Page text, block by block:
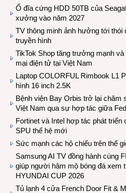
Ổ đĩa cứng HDD 50TB của
xưởng vào năm 2027
TV thông minh ảnh hưởng tới thói
truyền hình
TikTok Shop tăng trưởng mạnh
mại điện tử tại Việt Nam
Laptop COLORFUL Rimbook L1
hình 16 inch 2.5K
Bệnh viện Bay Orbis trở lại chăm
Việt Nam qua sự hợp tác giữa
Fortinet và Intel hợp tác phát
SPU thế hệ mới
Sức mạnh các hộ chiếu trên thế
Samsung AI TV đồng hành cùng
giúp người hâm mộ bóng đá xem
HYUNDAI CUP 2026
Tủ lạnh 4 cửa French Door Fit &